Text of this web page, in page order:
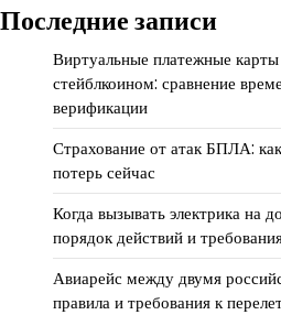
Последние записи
Виртуальные платежные
стейблкоином: сравнение
верификации
Страхование от атак БПЛА:
потерь сейчас
Когда вызывать электрика на
порядок действий и
Авиарейс между двумя
правила и требования к